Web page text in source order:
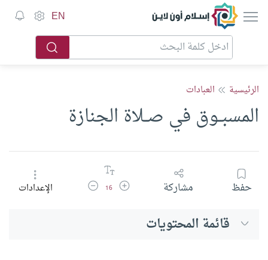
إسلام أون لاين EN
الرئيسية العبادات
المسبــوق في صــلاة الجنازة
حفظ مشاركة زيادة حجم الخط
16 تقليل حجم الخطالإعدادات
قائمة المحتويات